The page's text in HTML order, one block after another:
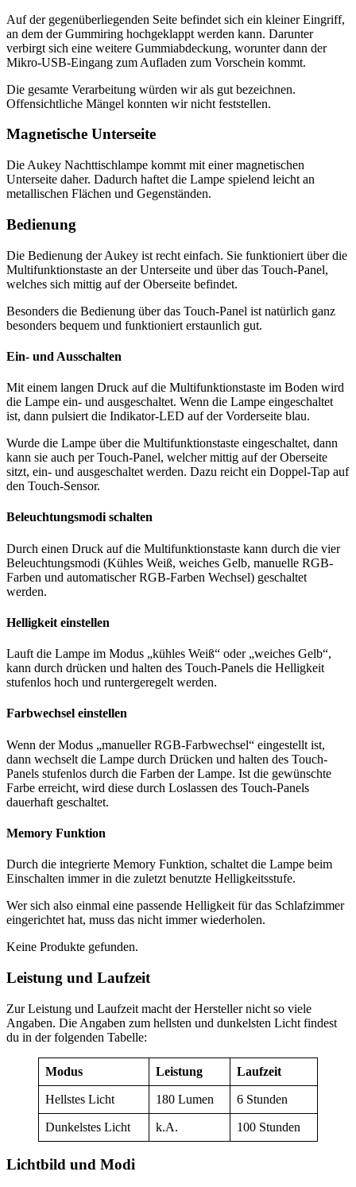
Auf der gegenüberliegenden Seite befindet sich ein kleiner Eingriff,
an dem der Gummiring hochgeklappt werden kann. Darunter
verbirgt sich eine weitere Gummiabdeckung, worunter dann der
Mikro-USB-Eingang zum Aufladen zum Vorschein kommt.
Die gesamte Verarbeitung würden wir als gut bezeichnen.
Offensichtliche Mängel konnten wir nicht feststellen.
Magnetische Unterseite
Die Aukey Nachttischlampe kommt mit einer magnetischen
Unterseite daher. Dadurch haftet die Lampe spielend leicht an
metallischen Flächen und Gegenständen.
Bedienung
Die Bedienung der Aukey ist recht einfach. Sie funktioniert über die
Multifunktionstaste an der Unterseite und über das Touch-Panel,
welches sich mittig auf der Oberseite befindet.
Besonders die Bedienung über das Touch-Panel ist natürlich ganz
besonders bequem und funktioniert erstaunlich gut.
Ein- und Ausschalten
Mit einem langen Druck auf die Multifunktionstaste im Boden wird
die Lampe ein- und ausgeschaltet. Wenn die Lampe eingeschaltet
ist, dann pulsiert die Indikator-LED auf der Vorderseite blau.
Wurde die Lampe über die Multifunktionstaste eingeschaltet, dann
kann sie auch per Touch-Panel, welcher mittig auf der Oberseite
sitzt, ein- und ausgeschaltet werden. Dazu reicht ein Doppel-Tap auf
den Touch-Sensor.
Beleuchtungsmodi schalten
Durch einen Druck auf die Multifunktionstaste kann durch die vier
Beleuchtungsmodi (Kühles Weiß, weiches Gelb, manuelle RGB-
Farben und automatischer RGB-Farben Wechsel) geschaltet
werden.
Helligkeit einstellen
Lauft die Lampe im Modus „kühles Weiß“ oder „weiches Gelb“,
kann durch drücken und halten des Touch-Panels die Helligkeit
stufenlos hoch und runtergeregelt werden.
Farbwechsel einstellen
Wenn der Modus „manueller RGB-Farbwechsel“ eingestellt ist,
dann wechselt die Lampe durch Drücken und halten des Touch-
Panels stufenlos durch die Farben der Lampe. Ist die gewünschte
Farbe erreicht, wird diese durch Loslassen des Touch-Panels
dauerhaft geschaltet.
Memory Funktion
Durch die integrierte Memory Funktion, schaltet die Lampe beim
Einschalten immer in die zuletzt benutzte Helligkeitsstufe.
Wer sich also einmal eine passende Helligkeit für das Schlafzimmer
eingerichtet hat, muss das nicht immer wiederholen.
Keine Produkte gefunden.
Leistung und Laufzeit
Zur Leistung und Laufzeit macht der Hersteller nicht so viele
Angaben. Die Angaben zum hellsten und dunkelsten Licht findest
du in der folgenden Tabelle:
Modus Leistung Laufzeit
Hellstes Licht 180 Lumen 6 Stunden
Dunkelstes Licht k.A. 100 Stunden
Lichtbild und Modi